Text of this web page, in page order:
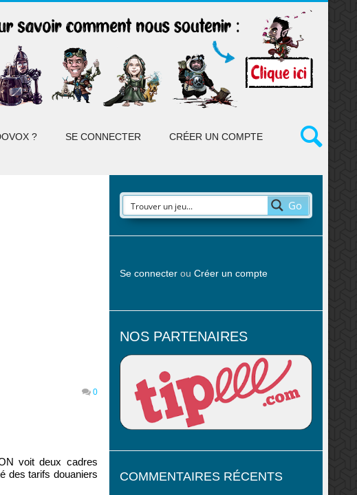
? SE CONNECTER CRÉER UN COMPTE
0
voit deux cadres
des tarifs douaniers
Go
Se connecterou Créer un compte
NOS PARTENAIRES
COMMENTAIRES RÉCENTS